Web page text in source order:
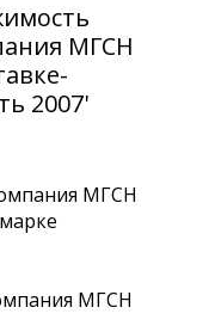
МГСН
2007'
МГСН
МГСН